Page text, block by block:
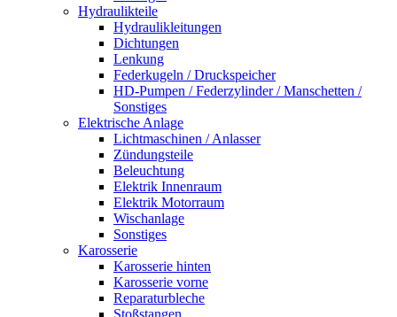
Hydraulikteile
Hydraulikleitungen
Dichtungen
Lenkung
Federkugeln / Druckspeicher
HD-Pumpen / Federzylinder / Manschetten /
Sonstiges
Elektrische Anlage
Lichtmaschinen / Anlasser
Zündungsteile
Beleuchtung
Elektrik Innenraum
Elektrik Motorraum
Wischanlage
Sonstiges
Karosserie
Karosserie hinten
Karosserie vorne
Reparaturbleche
Stoßstangen